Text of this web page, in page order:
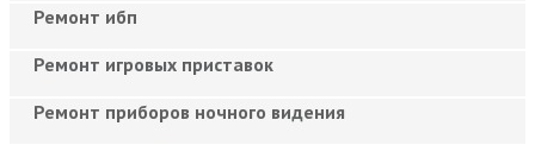
Ремонт ибп
Ремонт игровых приставок
Ремонт приборов ночного видения